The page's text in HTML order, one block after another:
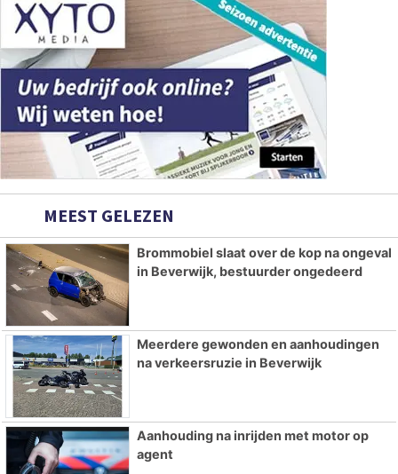
MEEST GELEZEN
Brommobiel slaat over de kop na ongeval
in Beverwijk, bestuurder ongedeerd
Meerdere gewonden en aanhoudingen
na verkeersruzie in Beverwijk
Aanhouding na inrijden met motor op
agent